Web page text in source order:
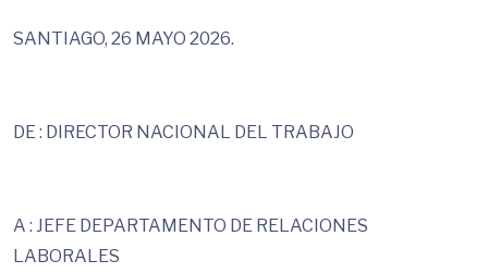
SANTIAGO, 26 MAYO 2026.
DE : DIRECTOR NACIONAL DEL TRABAJO
A : JEFE DEPARTAMENTO DE RELACIONES
LABORALES